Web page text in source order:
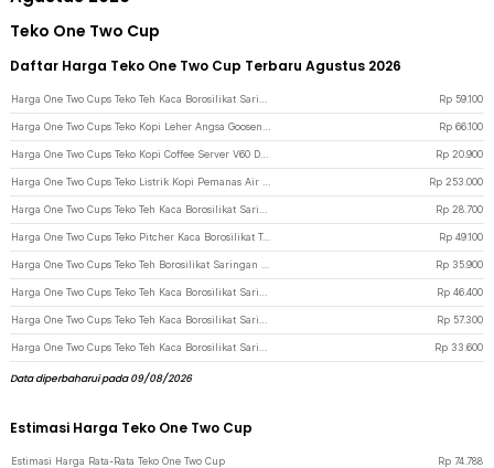
Teko One Two Cup
Daftar Harga Teko One Two Cup Terbaru Agustus 2026
Rp 59.100
Rp 66.100
Rp 20.900
Rp 253.000
Rp 28.700
Harga One Two Cups Teko Pitcher Kaca Borosilikat Tahan Panas Water Jug 2.2L - SL330 - Transparent Rp 49.100
Rp 35.900
Rp 46.400
Rp 57.300
Rp 33.600
Data diperbaharui pada 09/08/2026
Estimasi Harga Teko One Two Cup
Estimasi Harga Rata-Rata Teko One Two Cup Rp 74.788